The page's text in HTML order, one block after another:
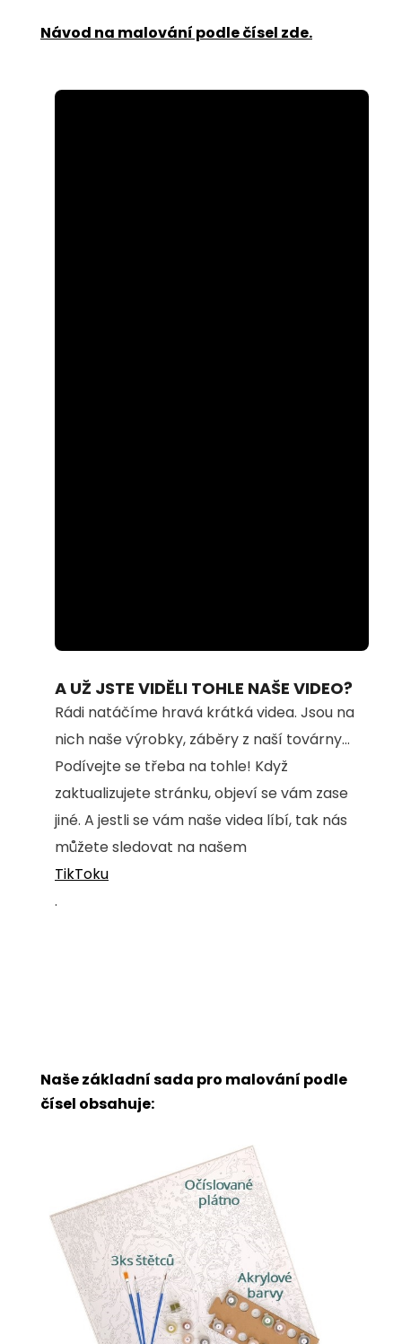
Návod na malování podle čísel zde.
74.69%
A UŽ JSTE VIDĚLI TOHLE NAŠE VIDEO?
Rádi natáčíme hravá krátká videa. Jsou na
nich naše výrobky, záběry z naší továrny...
Podívejte se třeba na tohle! Když
zaktualizujete stránku, objeví se vám zase
jiné. A jestli se vám naše videa líbí, tak nás
můžete sledovat na našem
TikToku
.
Naše základní sada pro malování podle
čísel obsahuje: